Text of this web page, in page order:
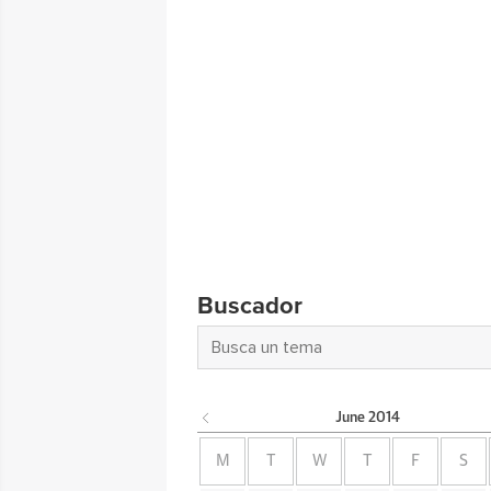
Buscador
June 2014
M W F S